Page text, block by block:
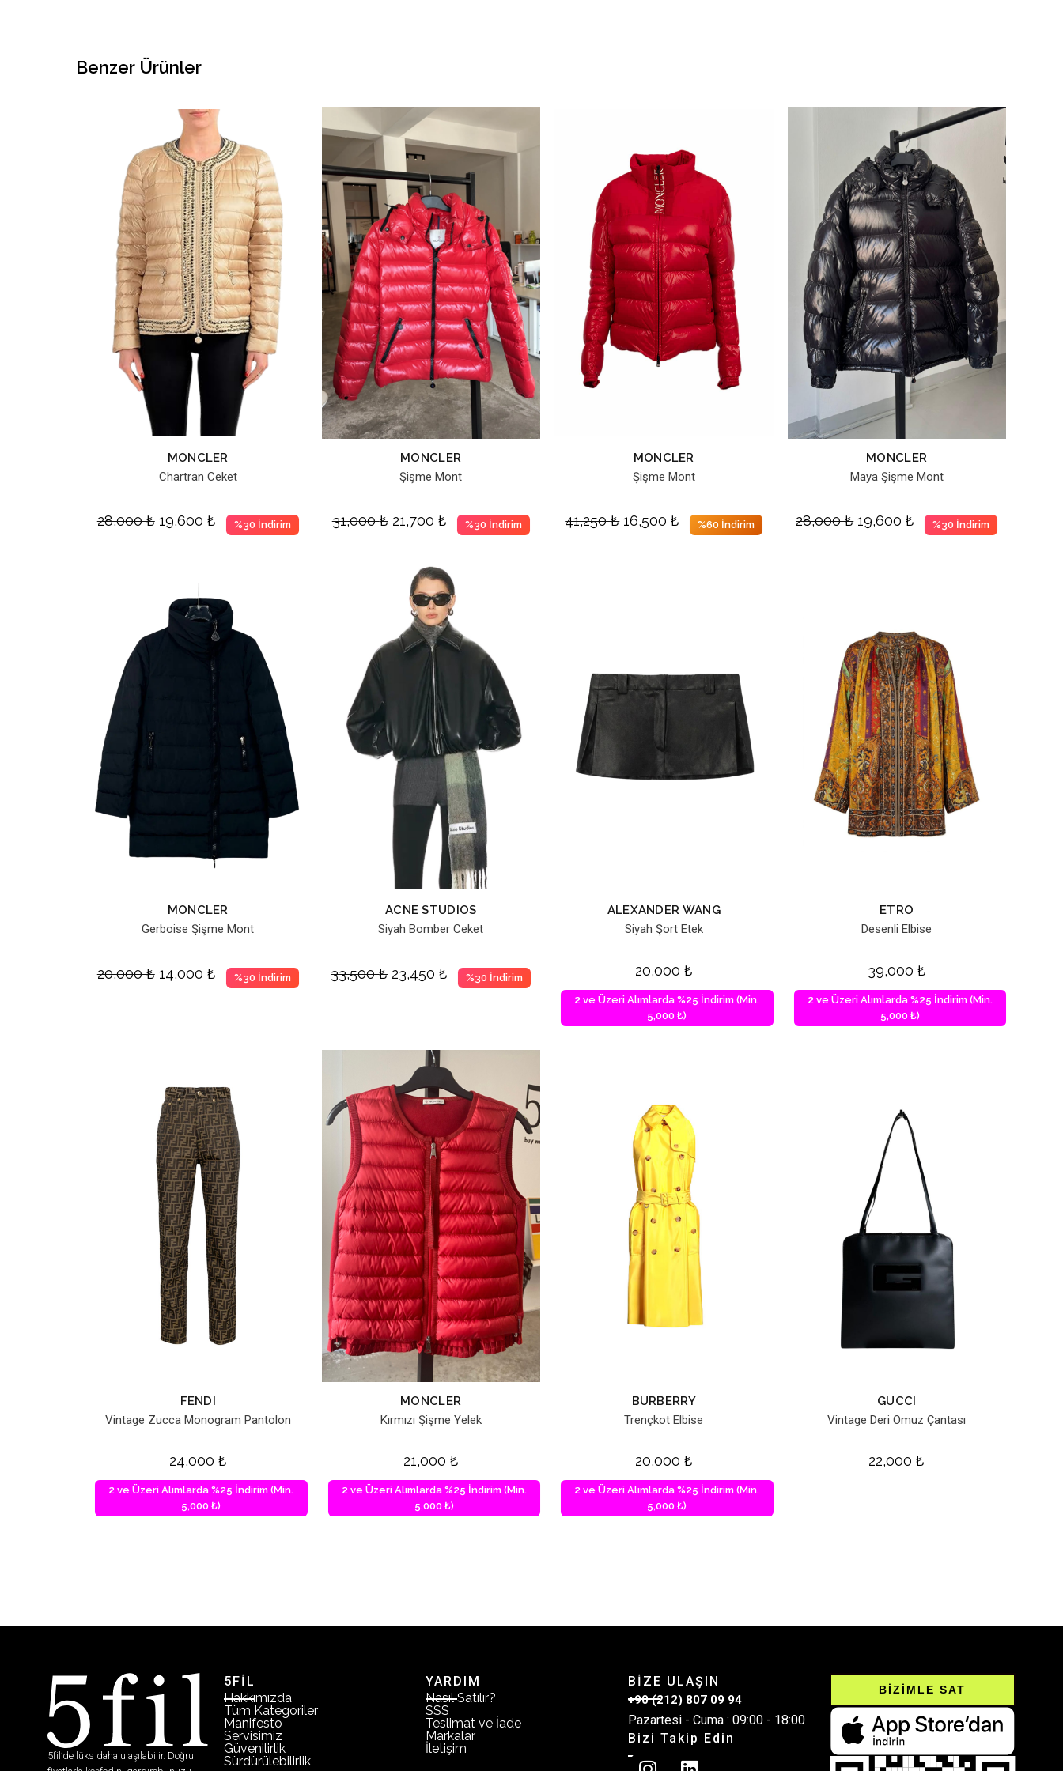
Benzer Ürünler
MONCLER
Chartran Ceket
28,000₺ 19,600 ₺ %30 İndirim
MONCLER
Şişme Mont
31,000₺ 21,700 ₺ %30 İndirim
MONCLER
Şişme Mont
41,250₺ 16,500₺ %60 İndirim
MONCLER
Maya Şişme Mont
28,000₺ 19,600₺ %30 İndirim
MONCLER
Gerboise Şişme Mont
20,000₺ 14,000 ₺ %30 İndirim
ACNE STUDIOS
Siyah Bomber Ceket
33,500₺ 23,450₺ %30 İndirim
ALEXANDER WANG
Siyah Şort Etek
20,000 ₺
2 ve Üzeri Alımlarda %25 İndirim (Min.
5,000 ₺)
ETRO
Desenli Elbise
39,000 ₺
2 ve Üzeri Alımlarda %25 İndirim (Min.
5,000 ₺)
FENDI
Vintage Zucca Monogram Pantolon
24,000 ₺
2 ve Üzeri Alımlarda %25 İndirim (Min.
5,000 ₺)
MONCLER
Kırmızı Şişme Yelek
21,000 ₺
2 ve Üzeri Alımlarda %25 İndirim (Min.
5,000 ₺)
BURBERRY
Trençkot Elbise
20,000 ₺
2 ve Üzeri Alımlarda %25 İndirim (Min.
5,000 ₺)
GUCCI
Vintage Deri Omuz Çantası
22,000₺
5fil’de lüks daha ulaşılabilir. Doğru
5FİL
Hakkımızda
Tüm Kategoriler
Manifesto
Servisimiz
Güvenilirlik
Sürdürülebilirlik
YARDIM
Nasıl Satılır?
SSS
Teslimat ve İade
Markalar
İletişim
BİZE ULAŞIN
+90 (212) 807 09 94
Pazartesi - Cuma : 09:00 - 18:00
Bizi Takip Edin
BİZİMLE SAT